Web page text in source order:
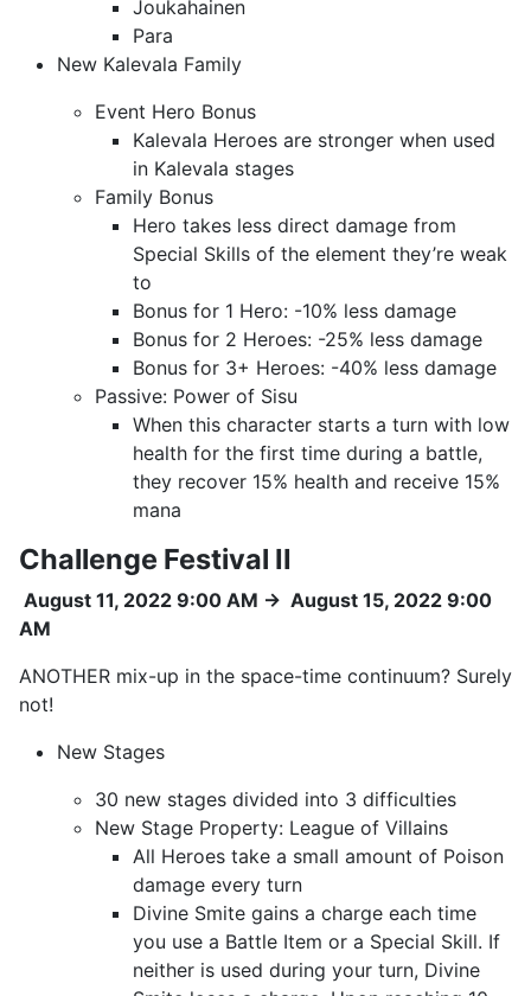
Joukahainen
Para
New Kalevala Family
Event Hero Bonus
Kalevala Heroes are stronger when used
in Kalevala stages
Family Bonus
Hero takes less direct damage from
Special Skills of the element they’re weak
to
Bonus for 1 Hero: -10% less damage
Bonus for 2 Heroes: -25% less damage
Bonus for 3+ Heroes: -40% less damage
Passive: Power of Sisu
When this character starts a turn with low
health for the first time during a battle,
they recover 15% health and receive 15%
mana
Challenge Festival II
August 11, 2022 9:00 AM → August 15, 2022 9:00
AM
ANOTHER mix-up in the space-time continuum? Surely
not!
New Stages
30 new stages divided into 3 difficulties
New Stage Property: League of Villains
All Heroes take a small amount of Poison
damage every turn
Divine Smite gains a charge each time
you use a Battle Item or a Special Skill. If
neither is used during your turn, Divine